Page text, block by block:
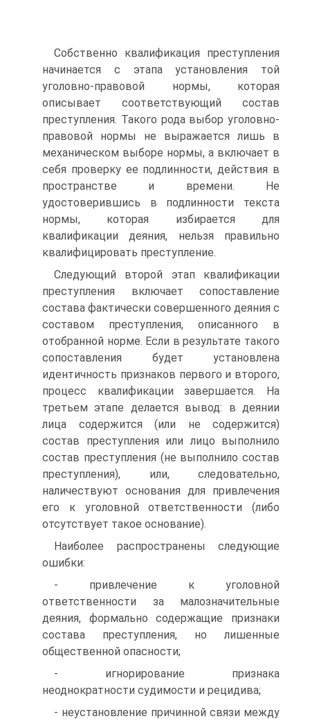
Собственно квалификация преступления
начинается с этапа установления той
уголовно-правовой нормы, которая
описывает соответствующий состав
преступления. Такого рода выбор уголовно-
правовой нормы не выражается лишь в
механическом выборе нормы, а включает в
себя проверку ее подлинности, действия в
пространстве и времени. Не
удостоверившись в подлинности текста
нормы, которая избирается для
квалификации деяния, нельзя правильно
квалифицировать преступление.
Следующий второй этап квалификации
преступления включает сопоставление
состава фактически совершенного деяния с
составом преступления, описанного в
отобранной норме. Если в результате такого
сопоставления будет установлена
идентичность признаков первого и второго,
процесс квалификации завершается. На
третьем этапе делается вывод: в деянии
лица содержится (или не содержится)
состав преступления или лицо выполнило
состав преступления (не выполнило состав
преступления), или, следовательно,
наличествуют основания для привлечения
его к уголовной ответственности (либо
отсутствует такое основание).
Наиболее распространены следующие
ошибки:
- привлечение к уголовной
ответственности за малозначительные
деяния, формально содержащие признаки
состава преступления, но лишенные
общественной опасности;
- игнорирование признака
неоднократности судимости и рецидива;
- неустановление причинной связи между